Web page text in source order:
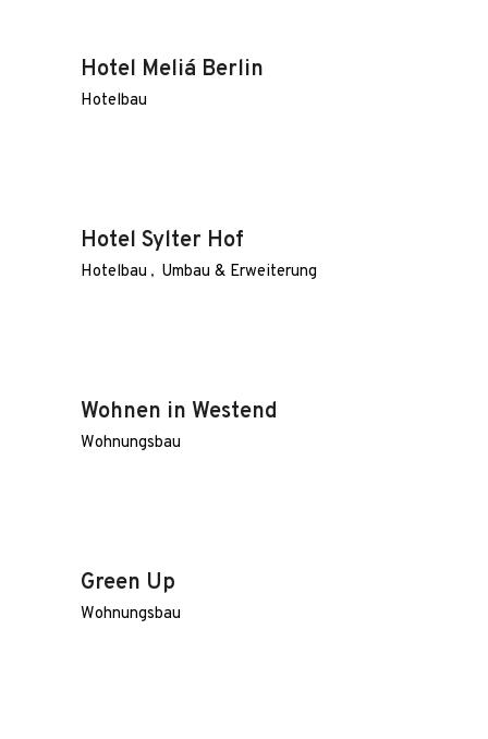
Hotel Meliá Berlin
Hotelbau
Hotel Sylter Hof
Hotelbau Umbau & Erweiterung
Wohnen in Westend
Wohnungsbau
Green Up
Wohnungsbau